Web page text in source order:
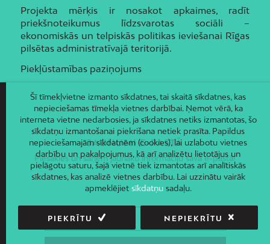
Projekta mērķis ir nosakot apkaimes, radīt
priekšnoteikumus līdzsvarotas sociāli –
ekonomiskās un telpiskās politikas ieviešanai Rīgas
pilsētas administratīvajā teritorijā.
Piekļūstamības paziņojums
JAUNUMI E-PASTĀ
Piesakies un saņem jaunāko informāciju savā e-pastā!
Šī tīmekļvietne izmanto sīkdatnes, tai skaitā sīkdatnes, kas
nepieciešamas tīmekļa vietnes darbībai. Ņemot vērā, ka
interneta vietne nedarbosies, ja sīkdatnes netiks izmantotas, šo
sīkdatņu izmantošanai piekrišana netiek prasīta. Papildus
nepieciešamajām sīkdatnēm (cookies), lai uzlabotu vietnes
darbību un pakalpojumus, kā arī analizētu lietotājus un
pielāgotu saturu, šajā vietnē tiek izmantotas arī analītiskās
sīkdatnes, kas analizē vietnes darbību. Lai uzzinātu vairāk
apmeklējiet sīkdatņusadaļu.
PIEKRĪTU NEPIEKRĪTU